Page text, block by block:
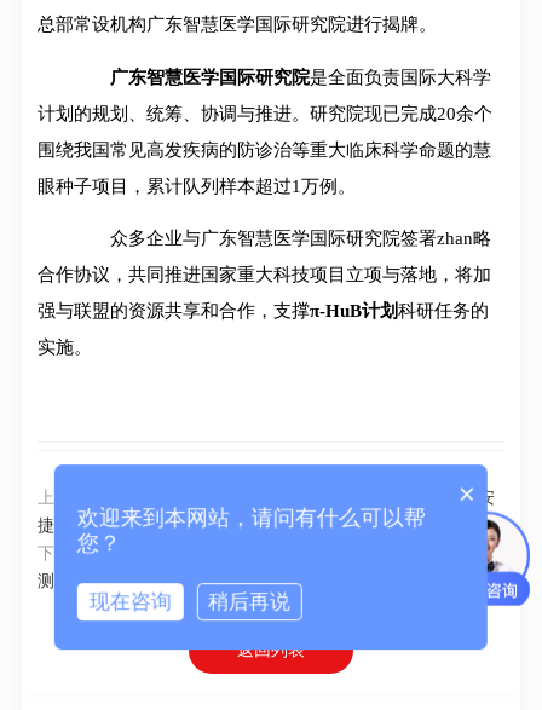
总部常设机构广东智慧医学国际研究院进行揭牌。
广东智慧医学国际研究院是全面负责国际大科学
计划的规划、统筹、协调与推进。研究院现已完成20余个
围绕我国常见高发疾病的防诊治等重大临床科学命题的慧
眼种子项目，累计队列样本超过1万例。
众多企业与广东智慧医学国际研究院签署zhan略
合作协议，共同推进国家重大科技项目立项与落地，将加
强与联盟的资源共享和合作，支撑π-HuB计划科研任务的
实施。
上一篇：
浙大杭州国际科创中心生物与分子智造研究院举办安
捷伦奖学金颁奖仪式
下一篇： 深圳市生态环境监测中心站建成广东省首个“AI水质监
测人工智能实验室”
返回列表
×
欢迎来到本网站，请问有什么可以帮
您？
现在咨询 稍后再说